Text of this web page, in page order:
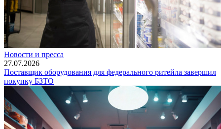
Новости и пресса
27.07.2026
Поставщик оборудования для федерального ритейла завершил
покупку БЗТО